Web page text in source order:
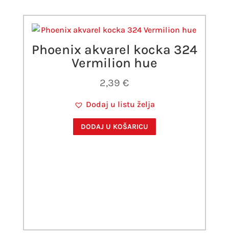
Phoenix akvarel kocka 324
Vermilion hue
2,39€
Dodaj u listu želja
DODAJ U KOŠARICU